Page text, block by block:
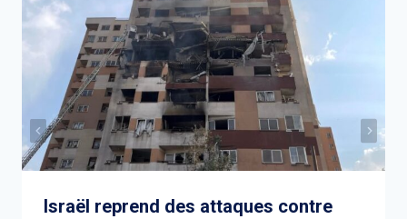
Israël reprend des attaques contre